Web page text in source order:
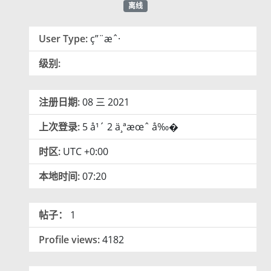
离线
User Type: ç”¨æˆ·
级别:
注册日期:08 三 2021
上次登录: 5 å¹´ 2 ä¸ªæœˆ å‰�
时区: UTC +0:00
本地时间:07:20
帖子：
1
Profile views:4182